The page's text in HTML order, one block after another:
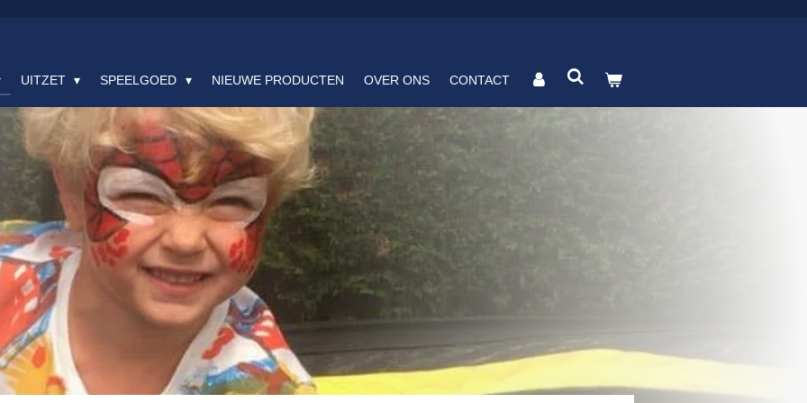
UITZET SPEELGOED NIEUWE PRODUCTEN OVER ONS CONTACT